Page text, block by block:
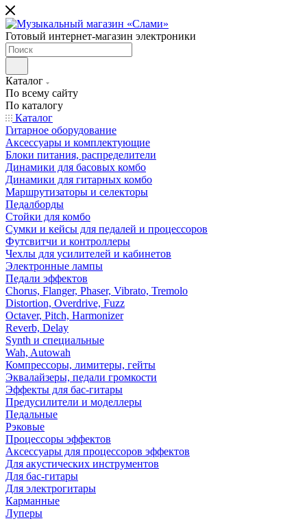
Готовый интернет-магазин электроники
Каталог
По всему сайту
По каталогу
Каталог
Гитарное оборудование
Аксессуары и комплектующие
Блоки питания, распределители
Динамики для басовых комбо
Динамики для гитарных комбо
Маршрутизаторы и селекторы
Педалборды
Стойки для комбо
Сумки и кейсы для педалей и процессоров
Футсвитчи и контроллеры
Чехлы для усилителей и кабинетов
Электронные лампы
Педали эффектов
Chorus, Flanger, Phaser, Vibrato, Tremolo
Distortion, Overdrive, Fuzz
Octaver, Pitch, Harmonizer
Reverb, Delay
Synth и специальные
Wah, Autowah
Компрессоры, лимитеры, гейты
Эквалайзеры, педали громкости
Эффекты для бас-гитары
Предусилители и моделлеры
Педальные
Рэковые
Процессоры эффектов
Аксессуары для процессоров эффектов
Для акустических инструментов
Для бас-гитары
Для электрогитары
Карманные
Луперы